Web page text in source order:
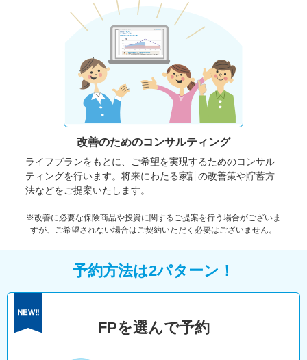
改善のためのコンサルティング
ライフプランをもとに、ご希望を実現するためのコンサル
ティングを行います。将来にわたる家計の改善策や貯蓄方
法などをご提案いたします。
※改善に必要な保険商品や投資に関するご提案を行う場合がございま
すが、ご希望されない場合はご契約いただく必要はございません。
予約方法は2パターン！
FPを選んで予約